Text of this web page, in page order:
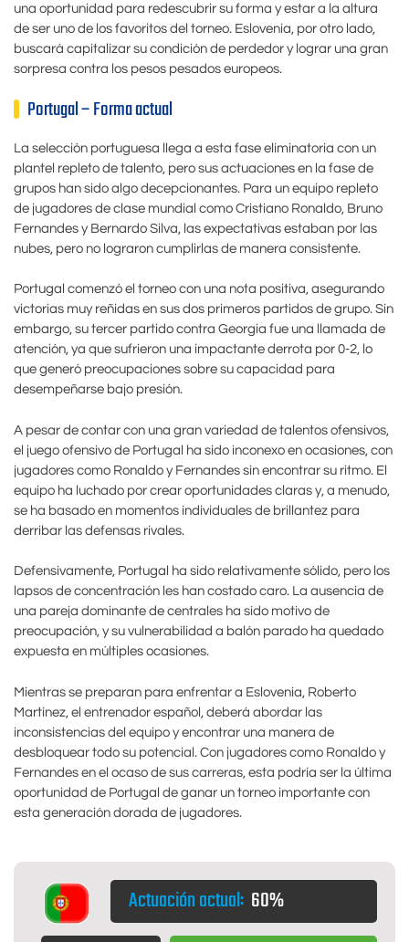
una oportunidad para redescubrir su forma y estar a la altura
de ser uno de los favoritos del torneo. Eslovenia, por otro lado,
buscará capitalizar su condición de perdedor y lograr una gran
sorpresa contra los pesos pesados europeos.
Portugal – Forma actual
La selección portuguesa llega a esta fase eliminatoria con un
plantel repleto de talento, pero sus actuaciones en la fase de
grupos han sido algo decepcionantes. Para un equipo repleto
de jugadores de clase mundial como Cristiano Ronaldo, Bruno
Fernandes y Bernardo Silva, las expectativas estaban por las
nubes, pero no lograron cumplirlas de manera consistente.
Portugal comenzó el torneo con una nota positiva, asegurando
victorias muy reñidas en sus dos primeros partidos de grupo. Sin
embargo, su tercer partido contra Georgia fue una llamada de
atención, ya que sufrieron una impactante derrota por 0-2, lo
que generó preocupaciones sobre su capacidad para
desempeñarse bajo presión.
A pesar de contar con una gran variedad de talentos ofensivos,
el juego ofensivo de Portugal ha sido inconexo en ocasiones, con
jugadores como Ronaldo y Fernandes sin encontrar su ritmo. El
equipo ha luchado por crear oportunidades claras y, a menudo,
se ha basado en momentos individuales de brillantez para
derribar las defensas rivales.
Defensivamente, Portugal ha sido relativamente sólido, pero los
lapsos de concentración les han costado caro. La ausencia de
una pareja dominante de centrales ha sido motivo de
preocupación, y su vulnerabilidad a balón parado ha quedado
expuesta en múltiples ocasiones.
Mientras se preparan para enfrentar a Eslovenia, Roberto
Martínez, el entrenador español, deberá abordar las
inconsistencias del equipo y encontrar una manera de
desbloquear todo su potencial. Con jugadores como Ronaldo y
Fernandes en el ocaso de sus carreras, esta podría ser la última
oportunidad de Portugal de ganar un torneo importante con
esta generación dorada de jugadores.
Actuación actual: 60%